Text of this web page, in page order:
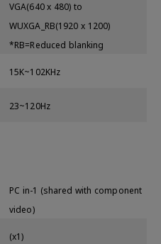
VGA(640 x 480) to
WUXGA_RB(1920 x 1200)
*RB=Reduced blanking
15K~102KHz
23~120Hz
PC in-1 (shared with component
video)
(x1)